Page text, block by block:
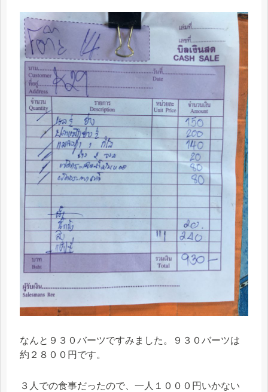
なんと９３０バーツですみました。９３０バーツは
約２８００円です。
３人での食事だったので、一人１０００円いかない